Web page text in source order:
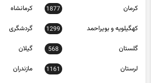
کرمان 1877 کرمانشاه
کهگیلویه و بویراحمد 1299 گردشگری
گلستان 568 گیلان
لرستان 1161 مازندران